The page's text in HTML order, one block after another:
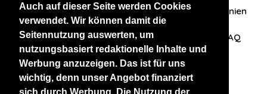
Auch auf dieser Seite werden Cookies
verwendet. Wir können damit die
Seitennutzung auswerten, um
nutzungsbasiert redaktionelle Inhalte und
Werbung anzuzeigen. Das ist für uns
wichtig, denn unser Angebot finanziert
Datenschutzerklärung AGB Datenschutzrichtlinien
Nehmen Sie Kontakt mit uns auf FAQ
Unsere anderen Websites